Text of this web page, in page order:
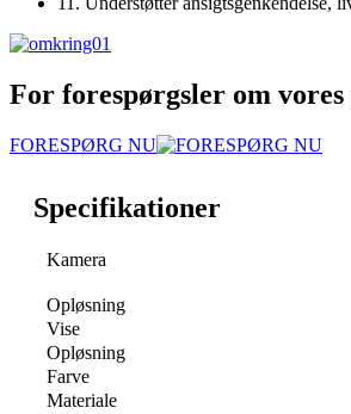
For forespørgsler om
FORESPØRG NU
Specifikationer
Kamera
Opløsning
Vise
Opløsning
Farve
Materiale